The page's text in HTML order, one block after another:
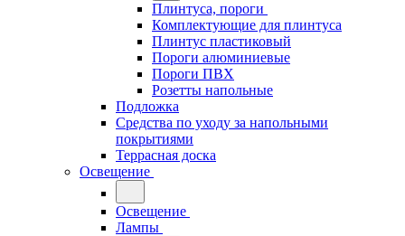
Плинтуса, пороги
Комплектующие для плинтуса
Плинтус пластиковый
Пороги алюминиевые
Пороги ПВХ
Розетты напольные
Подложка
Средства по уходу за напольными
покрытиями
Террасная доска
Освещение
Освещение
Лампы